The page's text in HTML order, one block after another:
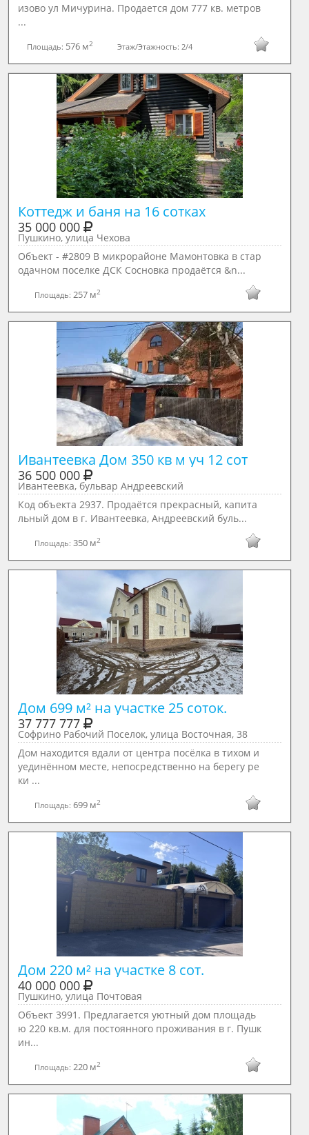
изово ул Мичурина. Продается дом 777 кв. метров
...
Площадь: 576 м2 Этаж/Этажность: 2/4
Коттедж и баня на 16 сотках
35 000 000
Пушкино, улица Чехова
Объект - #2809 В микрорайоне Мамонтовка в стар
одачном поселке ДСК Сосновка продаётся &n...
Площадь: 257 м2
Ивантеевка Дом 350 кв м уч 12 сот
36 500 000
Ивантеевка, бульвар Андреевский
Код объекта 2937. Продаётся прекрасный, капита
льный дом в г. Ивантеевка, Андреевский буль...
Площадь:350 м2
Дом 699 м² на участке 25 соток.
37 777 777
Софрино Рабочий Поселок, улица Восточная, 38
Дом находится вдали от центра посёлка в тихом и
уединённом месте, непосредственно на берегу ре
ки ...
Площадь:699 м2
Дом 220 м² на участке 8 сот.
40 000 000
Пушкино, улица Почтовая
Объект 3991. Предлагается уютный дом площадь
ю 220 кв.м. для постоянного проживания в г. Пушк
ин...
Площадь: 220 м2